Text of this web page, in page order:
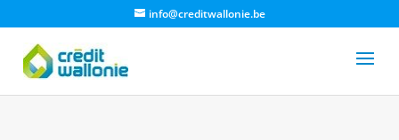
info@creditwallonie.be